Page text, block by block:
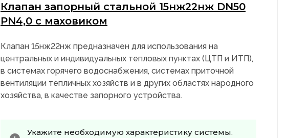
Клапан запорный стальной 15нж22нж DN50
PN4,0 с маховиком
Клапан 15нж22нж предназначен для использования на
центральных и индивидуальных тепловых пунктах (ЦТП и ИТП),
в системах горячего водоснабжения, системах приточной
вентиляции тепличных хозяйств и в других областях народного
хозяйства, в качестве запорного устройства.
Укажите необходимую характеристику системы.